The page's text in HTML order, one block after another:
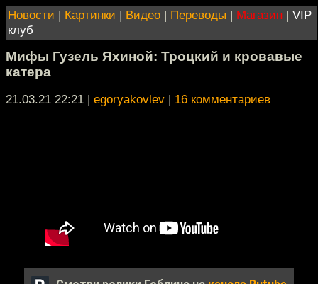
Новости | Картинки | Видео | Переводы | Магазин | VIP
клуб
Мифы Гузель Яхиной: Троцкий и кровавые
катера
21.03.21 22:21 | egoryakovlev | 16 комментариев